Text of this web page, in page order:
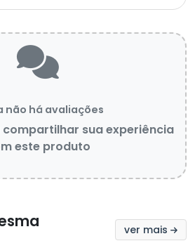
não há avaliações
compartilhar sua experiência
este produto
ver mais